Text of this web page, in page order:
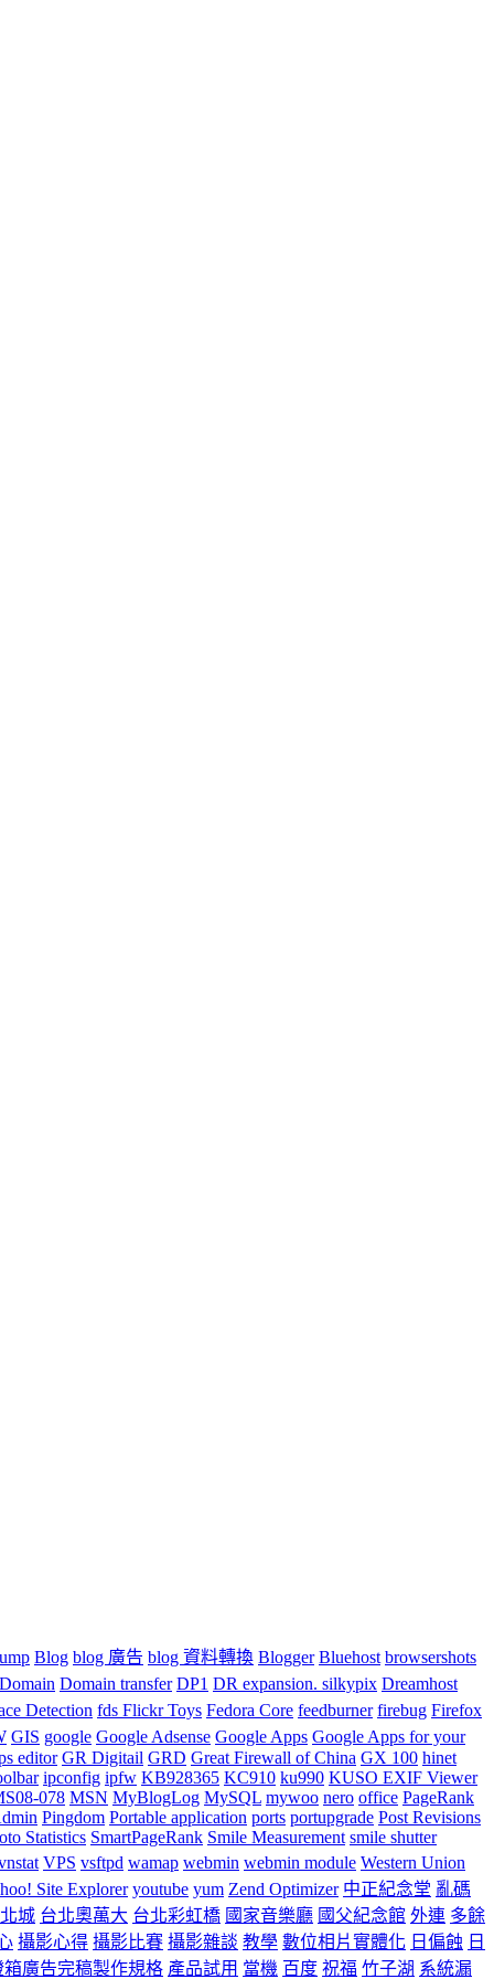
Blog blog 廣告 blog 資料轉換 Blogger Bluehost browsershots
Domain Domain transfer DP1 DR expansion. silkypix Dreamhost
Detection fds Flickr Toys Fedora Core feedburner firebug Firefox
GIS google Google Adsense Google Apps Google Apps for your
editor GR Digitail GRD Great Firewall of China GX 100 hinet
ipconfig ipfw KB928365 KC910 ku990 KUSO EXIF Viewer
078 MSN MyBlogLog MySQL mywoo nero office PageRank
Pingdom Portable application ports portupgrade Post Revisions
Statistics SmartPageRank Smile Measurement smile shutter
VPS vsftpd wamap webmin webmin module Western Union
Site Explorer youtube yum Zend Optimizer 中正紀念堂 亂碼
城 台北奧萬大 台北彩虹橋 國家音樂廳 國父紀念館 外連 多餘
攝影心得 攝影比賽 攝影雜談 教學 數位相片實體化 日偏蝕 日
箱廣告完稿製作規格 產品試用 當機 百度 祝福 竹子湖 系統漏